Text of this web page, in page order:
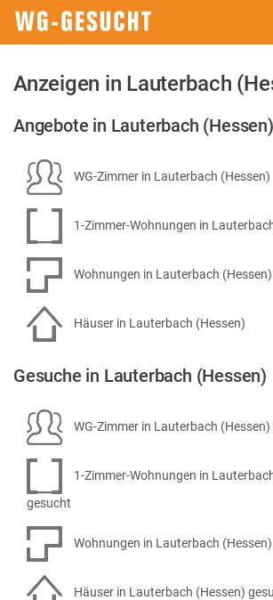
Anzeigen in Lauterbach
Angebote in Lauterbach (Hessen)
WG-Zimmer in Lauterbach (Hessen)
1-Zimmer-Wohnungen in
Wohnungen in Lauterbach (Hessen)
Häuser in Lauterbach (Hessen)
Gesuche in Lauterbach (Hessen)
WG-Zimmer in Lauterbach
1-Zimmer-Wohnungen in
gesucht
Wohnungen in Lauterbach
Häuser in Lauterbach (Hessen)